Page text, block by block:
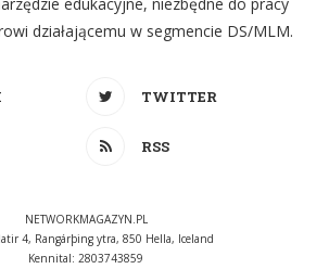
działającemu w segmencie DS/MLM.
TWITTER
RSS
NETWORKMAGAZYN.PL
4, Rangárþing ytra, 850 Hella, Iceland
Kennital: 2803743859